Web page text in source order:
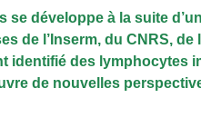
se développe à la suite
de l’Inserm, du CNRS,
identifié des lymphocytes
de nouvelles